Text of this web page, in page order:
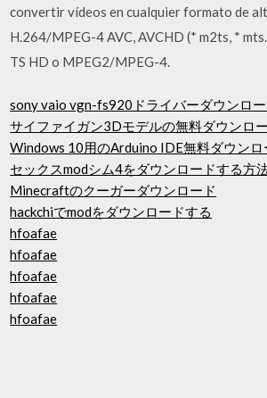
convertir vídeos en cualquier formato de
H.264/MPEG-4 AVC, AVCHD (* m2ts, *
TS HD o MPEG2/MPEG-4.
sony vaio vgn-fs920ドライバーダウンロー
サイファイガン3Dモデルの無料ダウンロ
Windows 10用のArduino IDE無料ダウンロ
セックスmodシム4をダウンロードする方
Minecraftのクーガーダウンロード
hackchiでmodをダウンロードする
hfoafae
hfoafae
hfoafae
hfoafae
hfoafae